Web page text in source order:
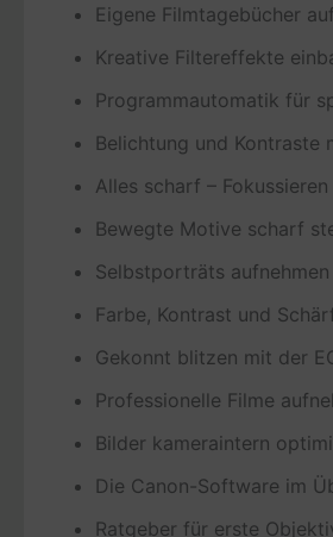
Eigene Filmtagebücher
Kreative Filtereffekte
Programmautomatik für
Belichtung und Kontraste
Alles scharf –
Bewegte Motive scharf
Selbstporträts aufnehmen
Farbe, Kontrast und
Gekonnt blitzen mit der
Professionelle Filme
Bilder kameraintern
Die Canon-Software im
Ratgeber für erste